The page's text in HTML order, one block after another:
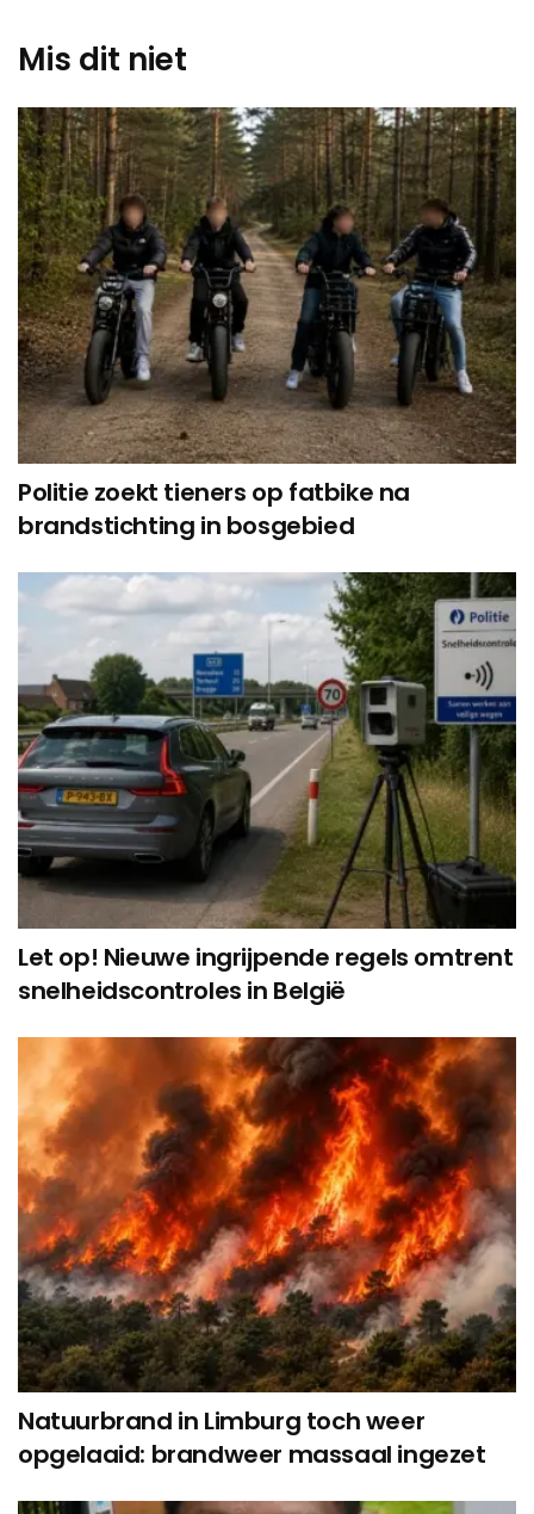
Mis dit niet
Politie zoekt tieners op fatbike na
brandstichting in bosgebied
Let op! Nieuwe ingrijpende regels omtrent
snelheidscontroles in België
Natuurbrand in Limburg toch weer
opgelaaid: brandweer massaal ingezet